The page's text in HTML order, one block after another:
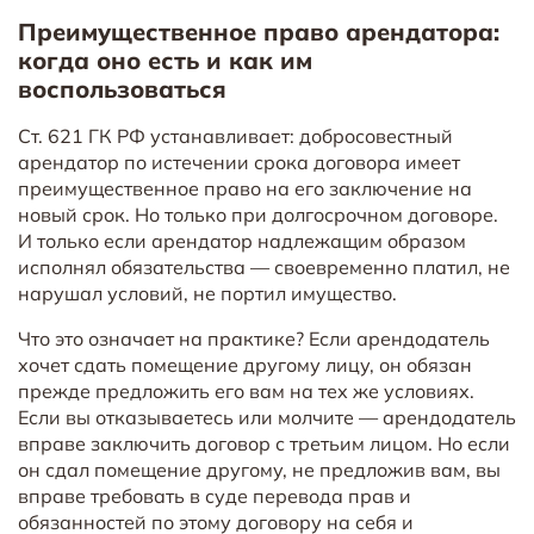
Преимущественное право арендатора:
когда оно есть и как им
воспользоваться
Ст. 621 ГК РФ устанавливает: добросовестный
арендатор по истечении срока договора имеет
преимущественное право на его заключение на
новый срок. Но только при долгосрочном договоре.
И только если арендатор надлежащим образом
исполнял обязательства — своевременно платил, не
нарушал условий, не портил имущество.
Что это означает на практике? Если арендодатель
хочет сдать помещение другому лицу, он обязан
прежде предложить его вам на тех же условиях.
Если вы отказываетесь или молчите — арендодатель
вправе заключить договор с третьим лицом. Но если
он сдал помещение другому, не предложив вам, вы
вправе требовать в суде перевода прав и
обязанностей по этому договору на себя и